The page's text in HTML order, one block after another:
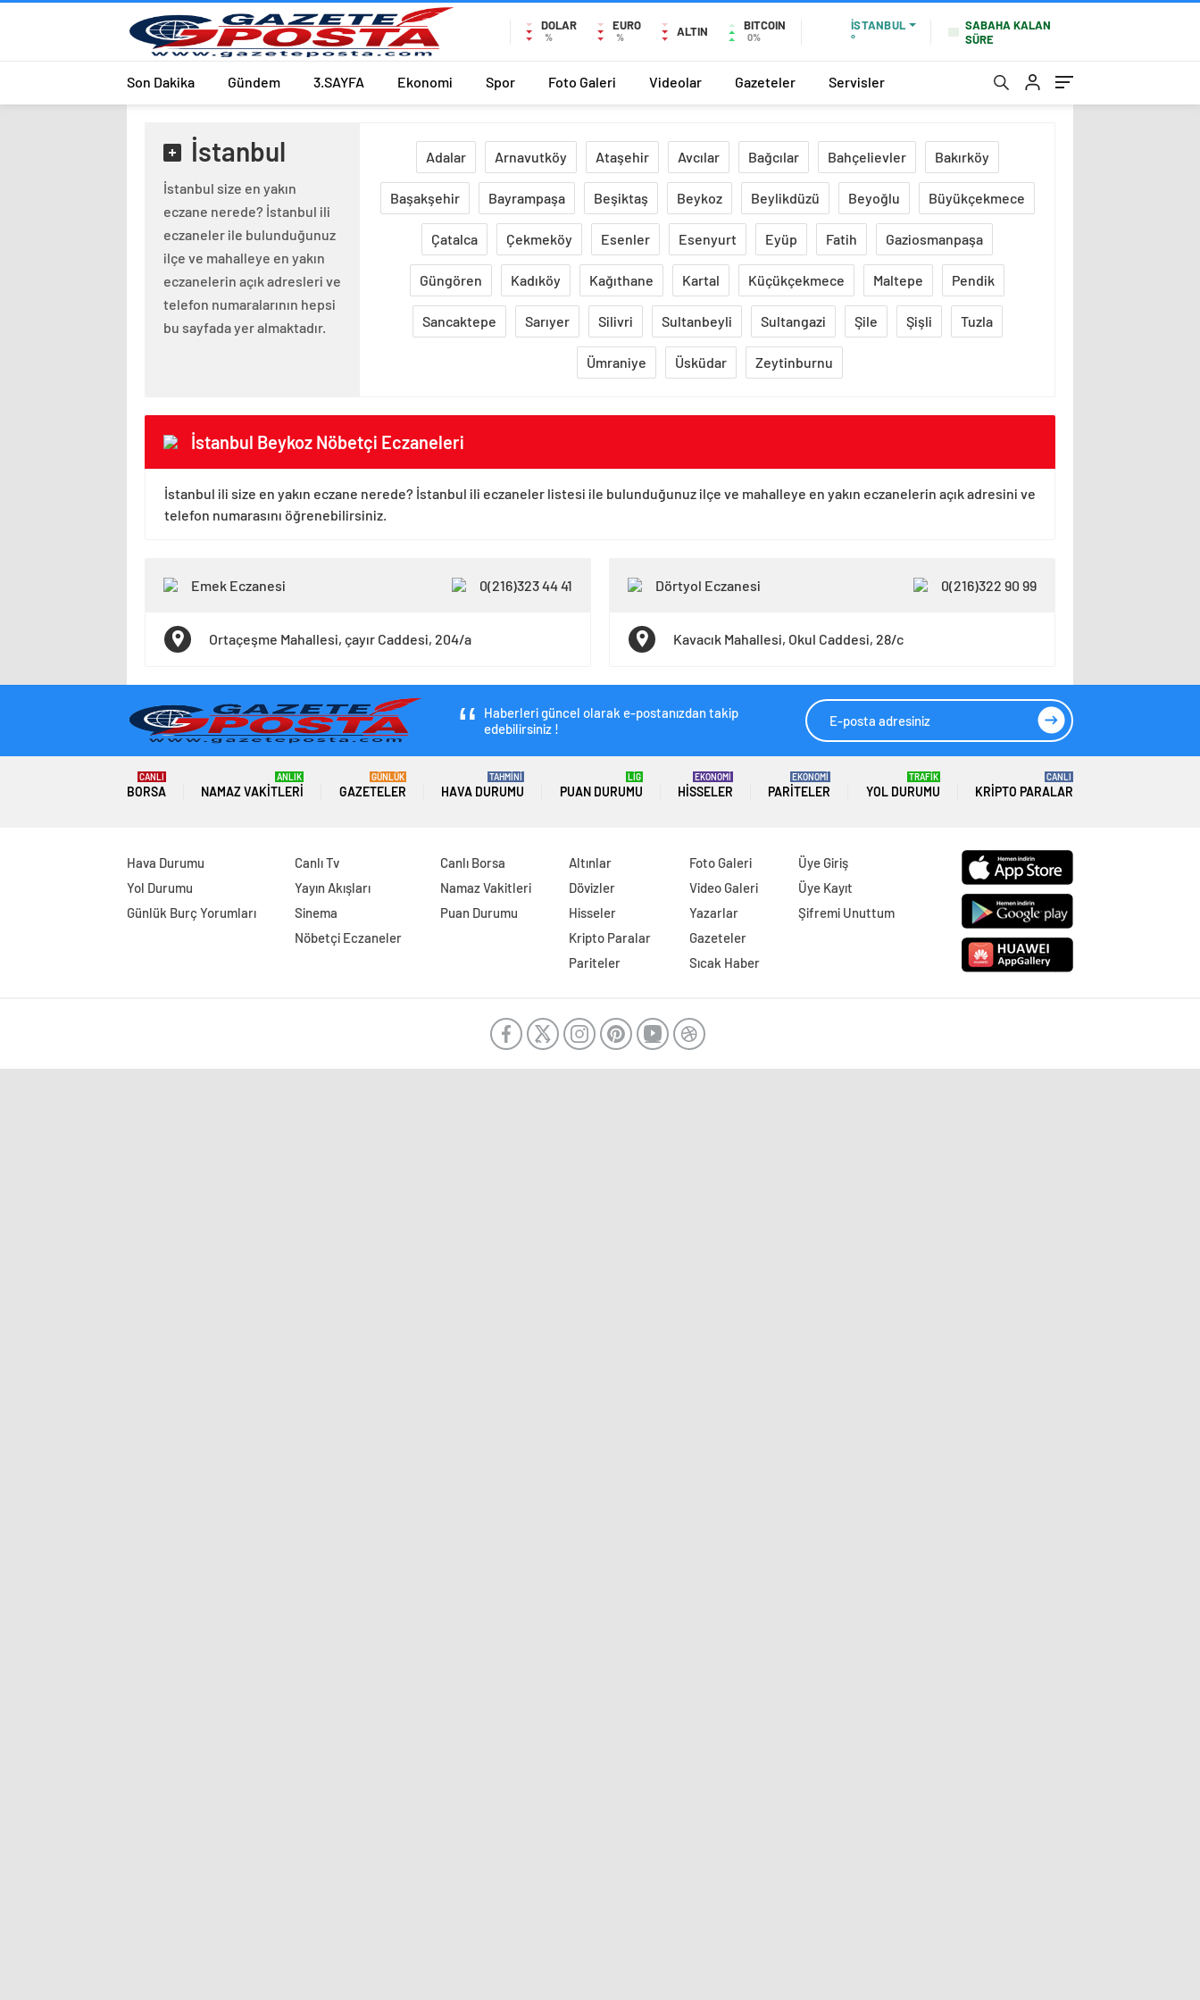
DOLAR
%
EURO
% ALTIN BITCOIN
0%
İSTANBUL
°
SABAHA KALAN
SÜRE
Son Dakika Gündem 3.SAYFA Ekonomi Spor Foto Galeri Videolar Gazeteler Servisler
İstanbul
İstanbul size en yakın
eczane nerede? İstanbul ili
eczaneler ile bulunduğunuz
ilçe ve mahalleye en yakın
eczanelerin açık adresleri ve
telefon numaralarının hepsi
bu sayfada yer almaktadır.
Adalar Arnavutköy Ataşehir Avcılar Bağcılar Bahçelievler Bakırköy
Başakşehir Bayrampaşa Beşiktaş Beykoz Beylikdüzü Beyoğlu Büyükçekmece
Çatalca Çekmeköy Esenler Esenyurt Eyüp Fatih Gaziosmanpaşa
Güngören Kadıköy Kağıthane Kartal Küçükçekmece Maltepe Pendik
Sancaktepe Sarıyer Silivri Sultanbeyli Sultangazi Şile Şişli Tuzla
Ümraniye Üsküdar Zeytinburnu
İstanbul Beykoz Nöbetçi Eczaneleri
İstanbul ili size en yakın eczane nerede? İstanbul ili eczaneler listesi ile bulunduğunuz ilçe ve mahalleye en yakın eczanelerin açık adresini ve
telefon numarasını öğrenebilirsiniz.
Emek Eczanesi 0(216)323 44 41
Ortaçeşme Mahallesi, çayır Caddesi, 204/a
Dörtyol Eczanesi 0(216)322 90 99
Kavacık Mahallesi, Okul Caddesi, 28/c
Haberleri güncel olarak e-postanızdan takip
edebilirsiniz !
BORSA
CANLI
NAMAZ VAKITLERI
ANLIK
GAZETELER
GÜNLÜK
HAVA DURUMU
TAHMİNİ
PUAN DURUMU
LİG
HISSELER
EKONOMİ
PARITELER
EKONOMİ
YOL DURUMU
TRAFİK
KRIPTO PARALAR
CANLI
Hava Durumu
Yol Durumu
Günlük Burç Yorumları
Canlı Tv
Yayın Akışları
Sinema
Nöbetçi Eczaneler
Canlı Borsa
Namaz Vakitleri
Puan Durumu
Altınlar
Dövizler
Hisseler
Kripto Paralar
Pariteler
Foto Galeri
Video Galeri
Yazarlar
Gazeteler
Sıcak Haber
Üye Giriş
Üye Kayıt
Şifremi Unuttum